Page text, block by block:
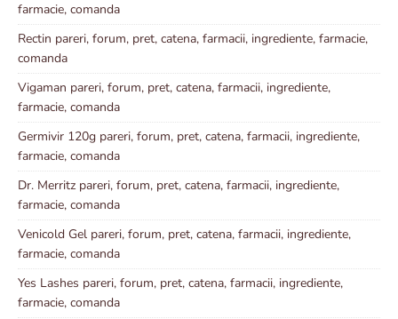
farmacie, comanda
Rectin pareri, forum, pret, catena, farmacii, ingrediente, farmacie,
comanda
Vigaman pareri, forum, pret, catena, farmacii, ingrediente,
farmacie, comanda
Germivir 120g pareri, forum, pret, catena, farmacii, ingrediente,
farmacie, comanda
Dr. Merritz pareri, forum, pret, catena, farmacii, ingrediente,
farmacie, comanda
Venicold Gel pareri, forum, pret, catena, farmacii, ingrediente,
farmacie, comanda
Yes Lashes pareri, forum, pret, catena, farmacii, ingrediente,
farmacie, comanda